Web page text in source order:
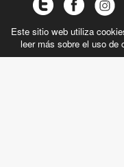
Este sitio web utiliza
leer más sobre el uso de